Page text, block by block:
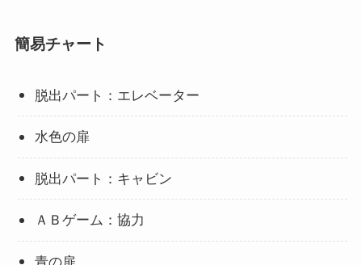
簡易チャート
脱出パート：エレベーター
水色の扉
脱出パート：キャビン
ＡＢゲーム：協力
青の扉